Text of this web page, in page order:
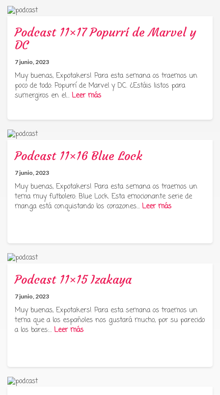
Podcast 11×17 Popurrí de Marvel y
DC
7 junio, 2023
Muy buenas, Expotakers! Para esta semana os traemos un
poco de todo: Popurrí de Marvel y DC. ¿Estáis listos para
sumergiros en el… Leer más
Podcast 11×16 Blue Lock
7 junio, 2023
Muy buenas, Expotakers! Para esta semana os traemos un
tema muy futbolero: Blue Lock. Esta emocionante serie de
manga está conquistando los corazones… Leer más
Podcast 11×15 Izakaya
7 junio, 2023
Muy buenas, Expotakers! Para esta semana os traemos un
tema que a los españoles nos gustará mucho, por su parecido
a los bares:… Leer más